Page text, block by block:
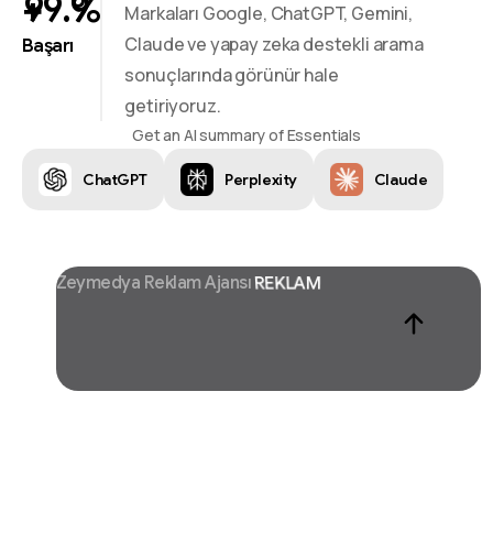
+ %
Başarı
Markaları Google, ChatGPT, Gemini,
Claude ve yapay zeka destekli arama
sonuçlarında görünür hale
getiriyoruz.
Get an AI summary of Essentials
ChatGPT Perplexity Claude
Zeymedya Reklam AjansıCHATGPT SEO